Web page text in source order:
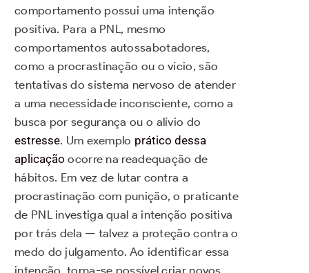
comportamento possui uma intenção
positiva. Para a PNL, mesmo
comportamentos autossabotadores,
como a procrastinação ou o vício, são
tentativas do sistema nervoso de atender
a uma necessidade inconsciente, como a
busca por segurança ou o alívio do
estresse. Um exemplo prático dessa
aplicação ocorre na readequação de
hábitos. Em vez de lutar contra a
procrastinação com punição, o praticante
de PNL investiga qual a intenção positiva
por trás dela — talvez a proteção contra o
medo do julgamento. Ao identificar essa